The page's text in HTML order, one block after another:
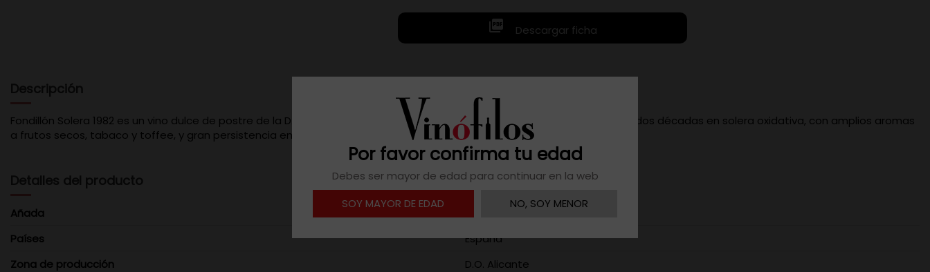
Por favor confirma tu edad
Debes ser mayor de edad para continuar en la web
SOY MAYOR DE EDAD
NO, SOY MENOR
 Descargar ficha
Descripción
Fondillón Solera 1982 es un vino dulce de postre de la D.O. Alicante, 100 % Monastrell sobremadurada y envejecido más de dos décadas en solera oxidativa, con amplios aromas
a frutos secos, tabaco y toffee, y gran persistencia en boca.
Detalles del producto
Añada
Países
España
Zona de producción
D.O. Alicante